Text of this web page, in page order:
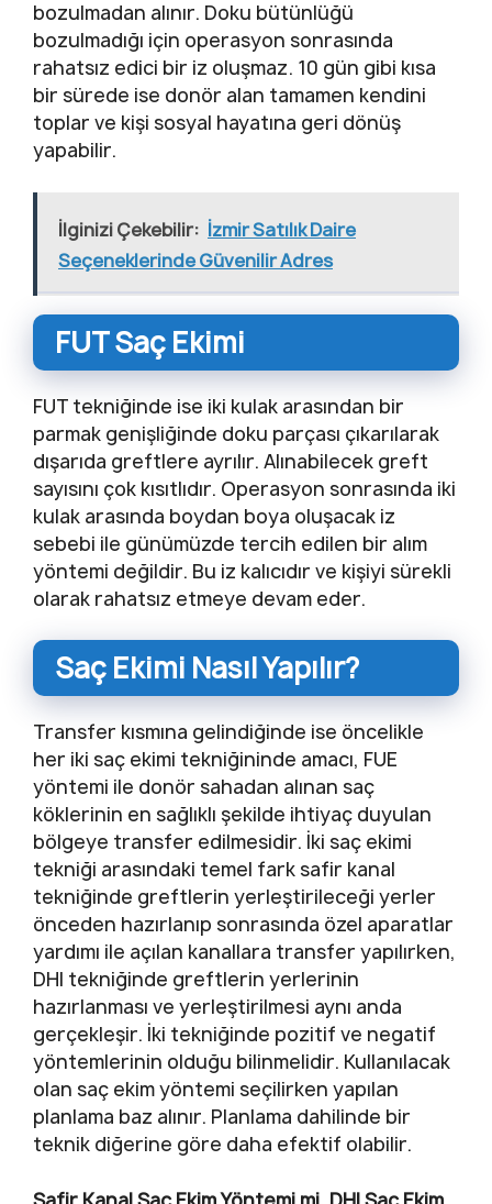
bozulmadan alınır. Doku bütünlüğü
bozulmadığı için operasyon sonrasında
rahatsız edici bir iz oluşmaz. 10 gün gibi kısa
bir sürede ise donör alan tamamen kendini
toplar ve kişi sosyal hayatına geri dönüş
yapabilir.
İlginizi Çekebilir: İzmir Satılık Daire
Seçeneklerinde Güvenilir Adres
FUT Saç Ekimi
FUT tekniğinde ise iki kulak arasından bir
parmak genişliğinde doku parçası çıkarılarak
dışarıda greftlere ayrılır. Alınabilecek greft
sayısını çok kısıtlıdır. Operasyon sonrasında iki
kulak arasında boydan boya oluşacak iz
sebebi ile günümüzde tercih edilen bir alım
yöntemi değildir. Bu iz kalıcıdır ve kişiyi sürekli
olarak rahatsız etmeye devam eder.
Saç Ekimi Nasıl Yapılır?
Transfer kısmına gelindiğinde ise öncelikle
her iki saç ekimi tekniğininde amacı, FUE
yöntemi ile donör sahadan alınan saç
köklerinin en sağlıklı şekilde ihtiyaç duyulan
bölgeye transfer edilmesidir. İki saç ekimi
tekniği arasındaki temel fark safir kanal
tekniğinde greftlerin yerleştirileceği yerler
önceden hazırlanıp sonrasında özel aparatlar
yardımı ile açılan kanallara transfer yapılırken,
DHI tekniğinde greftlerin yerlerinin
hazırlanması ve yerleştirilmesi aynı anda
gerçekleşir. İki tekniğinde pozitif ve negatif
yöntemlerinin olduğu bilinmelidir. Kullanılacak
olan saç ekim yöntemi seçilirken yapılan
planlama baz alınır. Planlama dahilinde bir
teknik diğerine göre daha efektif olabilir.